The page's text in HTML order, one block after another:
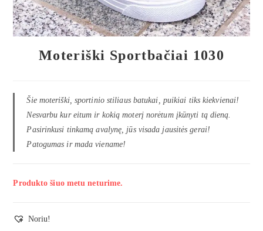
Moteriški Sportbačiai 1030
Šie moteriški, sportinio stiliaus batukai, puikiai tiks kiekvienai!
Nesvarbu kur eitum ir kokią moterį norėtum įkūnyti tą dieną.
Pasirinkusi tinkamą avalynę, jūs visada jausitės gerai!
Patogumas ir mada viename!
Produkto šiuo metu neturime.
Noriu!